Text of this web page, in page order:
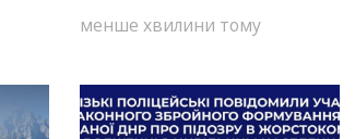
менше хвилини тому